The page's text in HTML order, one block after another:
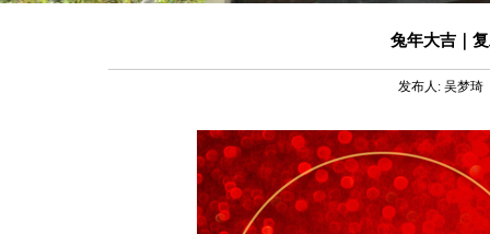
兔年大吉｜
发布人: 吴梦琦